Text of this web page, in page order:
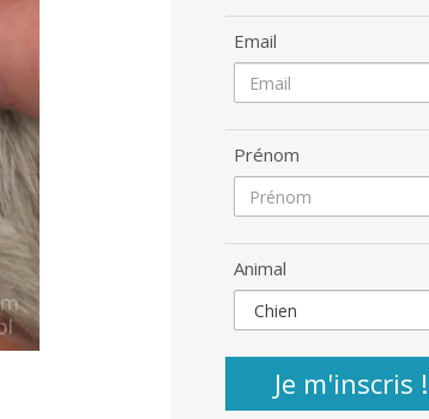
Email
Prénom
Animal
Je m'inscris !